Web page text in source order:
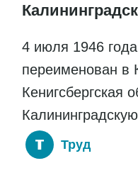
4 июля 1946
переименован в
Кенигсбергская
Калининградскую
Труд